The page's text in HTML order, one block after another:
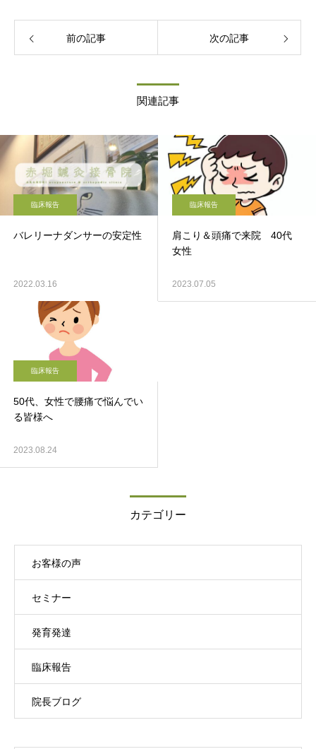
前の記事 次の記事
関連記事
臨床報告
バレリーナダンサーの安定性
2022.03.16
臨床報告
肩こり＆頭痛で来院 40代
女性
2023.07.05
臨床報告
50代、女性で腰痛で悩んでい
る皆様へ
2023.08.24
カテゴリー
お客様の声
セミナー
発育発達
臨床報告
院長ブログ